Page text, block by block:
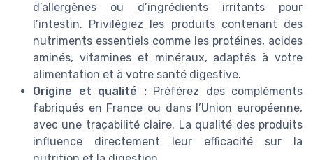
d’allergènes ou d’ingrédients irritants pour
l’intestin. Privilégiez les produits contenant des
nutriments essentiels comme les protéines, acides
aminés, vitamines et minéraux, adaptés à votre
alimentation et à votre santé digestive.
Origine et qualité :Préférez des compléments
fabriqués en France ou dans l’Union européenne,
avec une traçabilité claire. La qualité des produits
influence directement leur efficacité sur la